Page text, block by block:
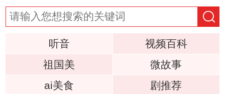
听音
视频百科
祖国美
微故事
ai美食
剧推荐